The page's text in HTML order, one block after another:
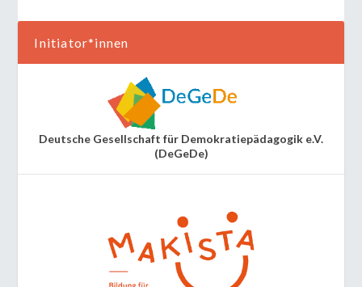
Initiator*innen
Deutsche Gesellschaft für Demokratiepädagogik e.V.
(DeGeDe)